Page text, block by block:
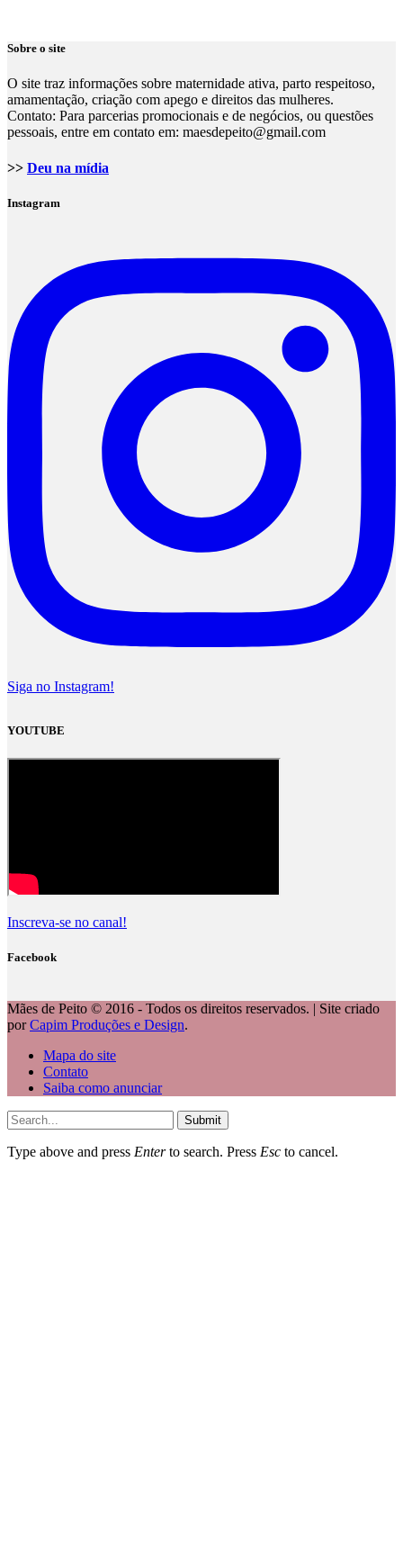
Sobre o site
O site traz informações sobre maternidade ativa, parto respeitoso,
amamentação, criação com apego e direitos das mulheres.
Contato: Para parcerias promocionais e de negócios, ou questões
pessoais, entre em contato em: maesdepeito@gmail.com
>> Deu na mídia
Instagram
Siga no Instagram!
YOUTUBE
Inscreva-se no canal!
Facebook
Mães de Peito © 2016 - Todos os direitos reservados. | Site criado
porCapim Produções e Design.
Mapa do site
Contato
Saiba como anunciar
Submit
Type above and press Enterto search. Press Esc to cancel.